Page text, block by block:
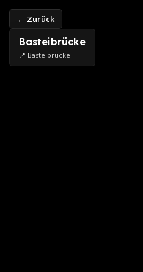
← Zurück
Basteibrücke
📍 Basteibrücke